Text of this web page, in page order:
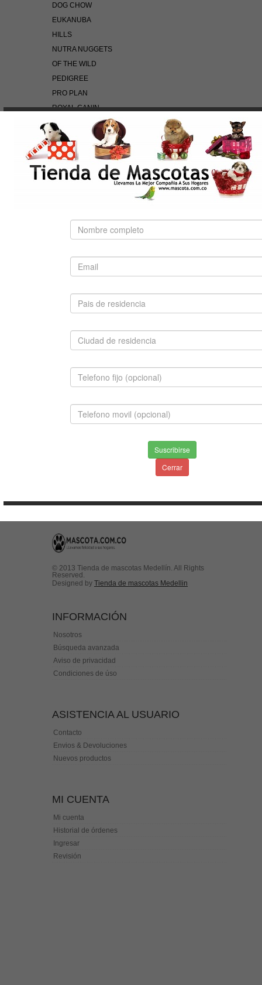
DOG CHOW
EUKANUBA
HILLS
NUTRA NUGGETS
OF THE WILD
PEDIGREE
PRO PLAN
ROYAL CANIN
BÚSQUEDA RÁPIDA
Use palabras clave para encontrar el producto que
busca.
Búsqueda Avanzada
SUGERIDO
$1,500,000.00
INFORMACION
© 2013 Tienda de mascotas Medellín. All Rights
Reserved.
Designed by Tienda de mascotas Medellin
INFORMACIÓN
Nosotros
Búsqueda avanzada
Aviso de privacidad
Condiciones de úso
ASISTENCIA AL USUARIO
Contacto
Envios & Devoluciones
Nuevos productos
MI CUENTA
Mi cuenta
Historial de órdenes
Ingresar
Revisión
Suscribirse
Cerrar